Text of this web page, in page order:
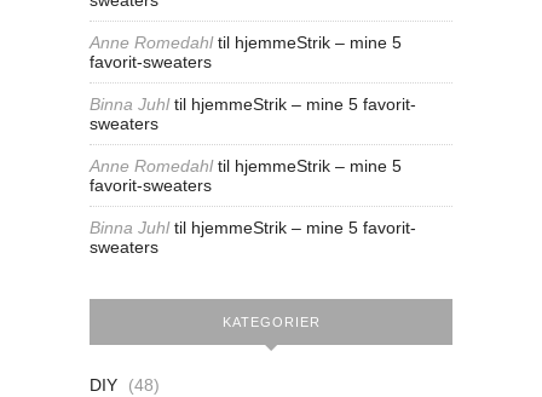
Anne Romedahltil hjemmeStrik – mine 5
favorit-sweaters
Binna Juhltil hjemmeStrik – mine 5 favorit-
sweaters
Anne Romedahltil hjemmeStrik – mine 5
favorit-sweaters
Binna Juhltil hjemmeStrik – mine 5 favorit-
sweaters
KATEGORIER
DIY (48)